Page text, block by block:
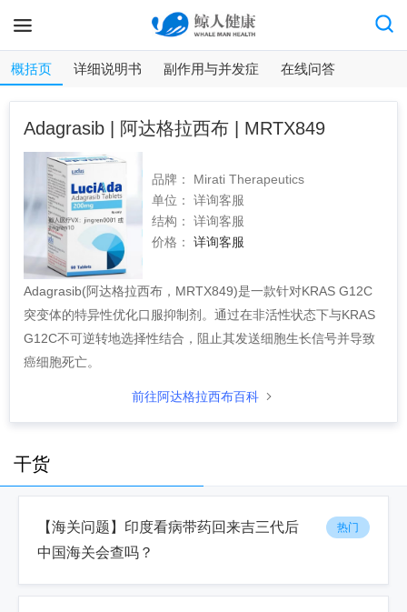
概括页 详细说明书 副作用与并发症 在线问答
Adagrasib | 阿达格拉西布 | MRTX849
品牌： Mirati Therapeutics
单位： 详询客服
结构： 详询客服
价格： 详询客服
Adagrasib(阿达格拉西布，MRTX849)是一款针对KRAS G12C
突变体的特异性优化口服抑制剂。通过在非活性状态下与KRAS
G12C不可逆转地选择性结合，阻止其发送细胞生长信号并导致
癌细胞死亡。
前往阿达格拉西布百科
干货
热门
【海关问题】印度看病带药回来吉三代后
中国海关会查吗？